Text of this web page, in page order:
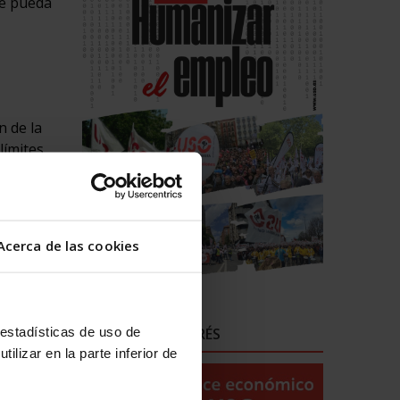
de las cookies
de uso de
en la parte inferior de
de la
una
ENLACES DE INTERÉS